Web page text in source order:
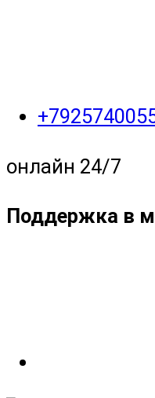
онлайн 24/7
Поддержка в